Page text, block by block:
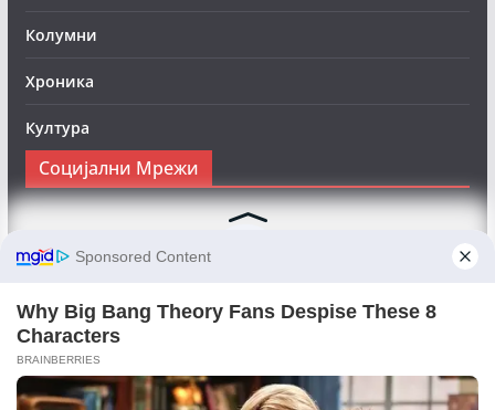
Колумни
Хроника
Култура
Социјални Мрежи
Следете нè на Фејсбук за да сте во тек со најновите